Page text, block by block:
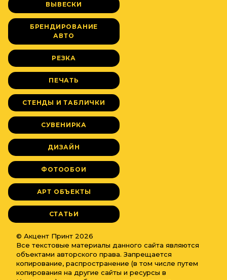
ВЫВЕСКИ
БРЕНДИРОВАНИЕ
АВТО
РЕЗКА
ПЕЧАТЬ
СТЕНДЫ И ТАБЛИЧКИ
СУВЕНИРКА
ДИЗАЙН
ФОТООБОИ
АРТ ОБЪЕКТЫ
СТАТЬИ
© Акцент Принт 2026
Все текстовые материалы данного сайта являются
объектами авторского права. Запрещается
копирование, распространение (в том числе путем
копирования на другие сайты и ресурсы в